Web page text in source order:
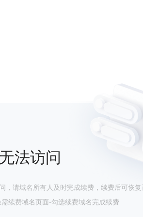
法访问
，请域名所有人及时完成续费，续费后可恢复
续费域名页面-勾选续费域名完成续费